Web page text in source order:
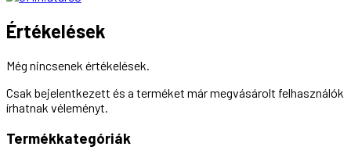
Értékelések
Még nincsenek értékelések.
Csak bejelentkezett és a terméket már megvásárolt felhasználók
írhatnak véleményt.
Termékkategóriák